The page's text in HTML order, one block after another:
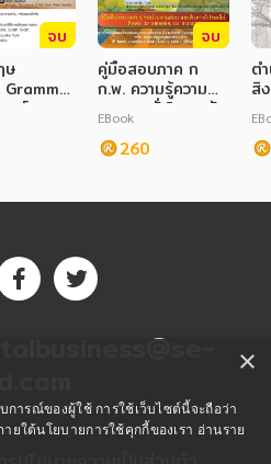
จบ
ษ
รณ์
จบ
คู่มือสอบภาค ก
ก.พ. ความรู้ความ
สามารถทั่วไป ระดับ
ปริญญา
EBook
260
ต
สิง
×
การณ์ของผู้ใช้ การใช้เว็บไซต์นี้จะถือว่า
ใต้นโยบายการใช้คุกกี้ของเรา อ่านราย